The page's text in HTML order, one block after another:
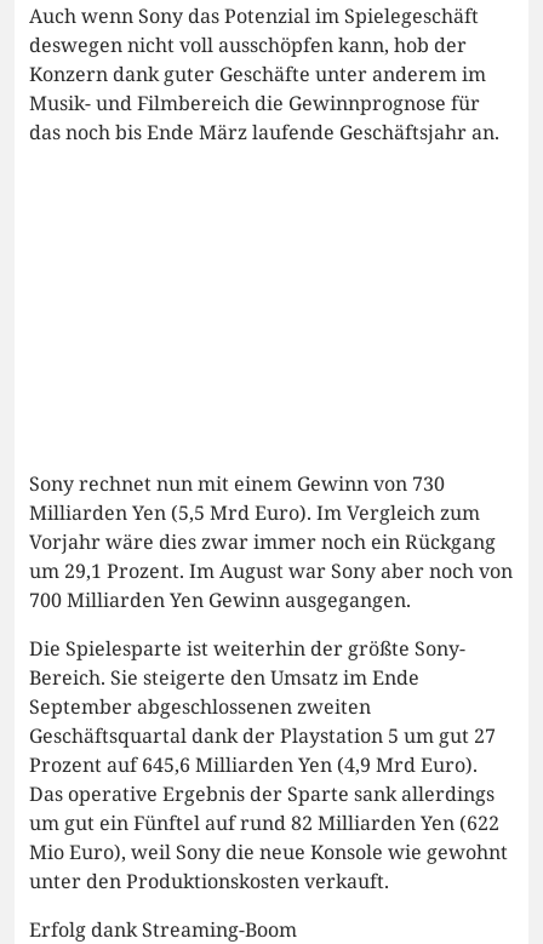
Auch wenn Sony das Potenzial im Spielegeschäft
deswegen nicht voll ausschöpfen kann, hob der
Konzern dank guter Geschäfte unter anderem im
Musik- und Filmbereich die Gewinnprognose für
das noch bis Ende März laufende Geschäftsjahr an.
Sony rechnet nun mit einem Gewinn von 730
Milliarden Yen (5,5 Mrd Euro). Im Vergleich zum
Vorjahr wäre dies zwar immer noch ein Rückgang
um 29,1 Prozent. Im August war Sony aber noch von
700 Milliarden Yen Gewinn ausgegangen.
Die Spielesparte ist weiterhin der größte Sony-
Bereich. Sie steigerte den Umsatz im Ende
September abgeschlossenen zweiten
Geschäftsquartal dank der Playstation 5 um gut 27
Prozent auf 645,6 Milliarden Yen (4,9 Mrd Euro).
Das operative Ergebnis der Sparte sank allerdings
um gut ein Fünftel auf rund 82 Milliarden Yen (622
Mio Euro), weil Sony die neue Konsole wie gewohnt
unter den Produktionskosten verkauft.
Erfolg dank Streaming-Boom